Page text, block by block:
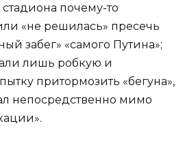
почему-то
«не решилась» пресечь
забег» «самого Путина»;
лишь робкую и
притормозить «бегуна»,
непосредственно мимо